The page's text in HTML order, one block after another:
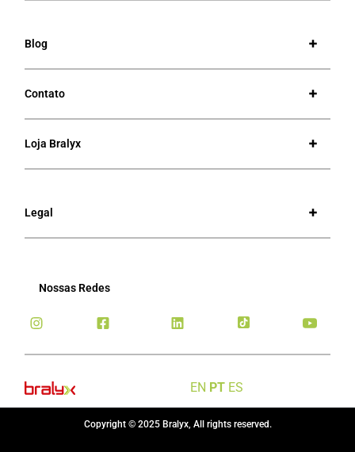
Blog
Contato
Loja Bralyx
Legal
Nossas Redes
EN PT ES
Copyright © 2025 Bralyx, All rights reserved.